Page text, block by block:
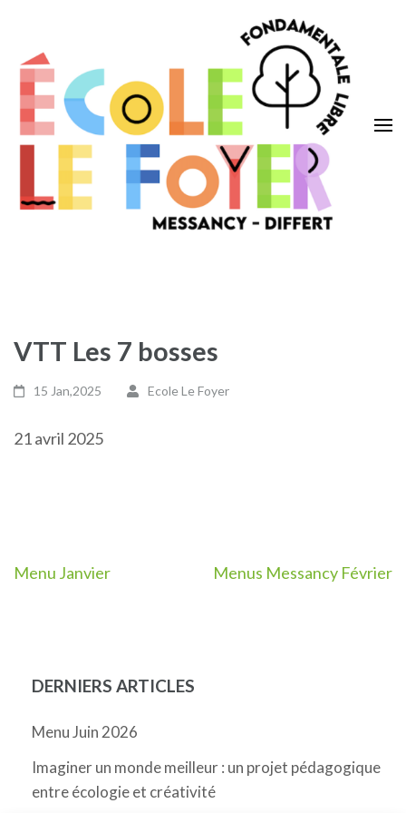
contenu
(Pressez
Entrée)
VTT Les 7 bosses
15 Jan,2025 Ecole Le Foyer
21 avril 2025
Navigation
Menu Janvier Menus Messancy Février
DERNIERS ARTICLES
Menu Juin 2026
Imaginer un monde meilleur : un projet pédagogique
entre écologie et créativité